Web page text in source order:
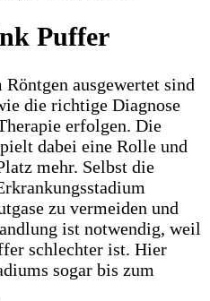
Puffer
ausgewertet sind
die richtige Diagnose
erfolgen. Die
dabei eine Rolle und
mehr. Selbst die
zu vermeiden und
ist notwendig, weil
schlechter ist. Hier
sogar bis zum